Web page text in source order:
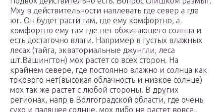
Мху в действительности наплевать где север а где
юг. Он будет расти там, где ему комфортно, а
комфортно ему там где нет обжигающего солнца и
есть достаточно влаги. Например в густых влажных
лесах (тайга, экваториальные джунгли, леса
шт.Вашингтон) мох растет со всех сторон. На
крайнем севере, где постоянно влажно и солнца как
токового нет(высокая облачность и низкое солнце)
мох так же растет с любой стороны. В других
регионах, напр в Волгоградской области, где очень
сухо и палящее солнце, мох либо не растет вовсе,